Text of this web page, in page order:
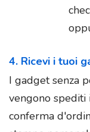
4. Ricevi i tuoi
I gadget senza
vengono
conferma